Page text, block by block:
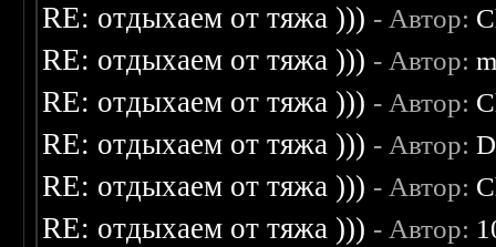
RE: отдыхаем от тяжа ))) - Автор:
RE: отдыхаем от тяжа ))) - Автор:
RE: отдыхаем от тяжа ))) - Автор:
RE: отдыхаем от тяжа ))) - Автор:
RE: отдыхаем от тяжа ))) - Автор:
RE: отдыхаем от тяжа ))) - Автор: